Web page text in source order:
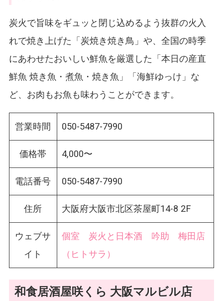
炭火で旨味をギュッと閉じ込めるよう抜群の火入
れで焼き上げた「炭焼き焼き鳥」や、全国の時季
にあわせたおいしい鮮魚を厳選した「本日の産直
鮮魚 焼き魚・煮魚・焼き魚」「海鮮ゆっけ」な
ど、お肉もお魚も味わうことができます。
営業時間 050-5487-7990
価格帯 4,000〜
電話番号 050-5487-7990
住所 大阪府大阪市北区茶屋町14-8 2F
ウェブサ
イト
個室 炭火と日本酒 吟助 梅田店
（ヒトサラ）
和食居酒屋咲くら 大阪マルビル店